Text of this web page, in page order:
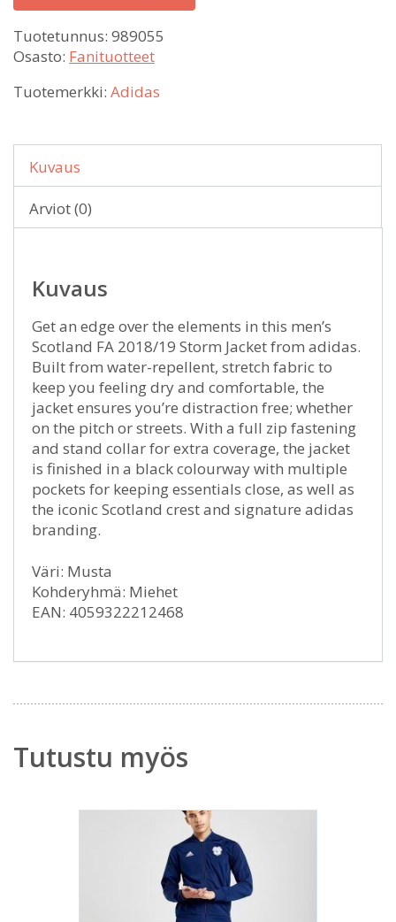
Tuotetunnus: 989055
Osasto: Fanituotteet
Tuotemerkki: Adidas
Kuvaus
Arviot (0)
Kuvaus
Get an edge over the elements in this men’s
Scotland FA 2018/19 Storm Jacket from adidas.
Built from water-repellent, stretch fabric to
keep you feeling dry and comfortable, the
jacket ensures you’re distraction free; whether
on the pitch or streets. With a full zip fastening
and stand collar for extra coverage, the jacket
is finished in a black colourway with multiple
pockets for keeping essentials close, as well as
the iconic Scotland crest and signature adidas
branding.
Väri: Musta
Kohderyhmä: Miehet
EAN: 4059322212468
Tutustu myös